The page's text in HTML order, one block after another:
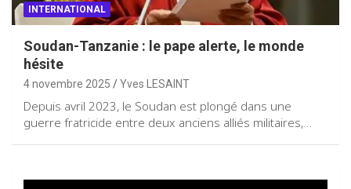
INTERNATIONAL
Soudan-Tanzanie : le pape alerte, le monde
hésite
4 novembre 2025 Yves LESAINT
Depuis avril 2023, le Soudan est plongé dans une
guerre fratricide entre deux anciens alliés militaires,…